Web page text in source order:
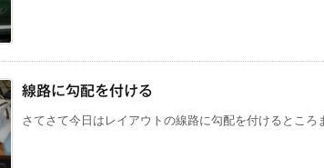
線路に勾配を付ける
さてさて今日はレイアウトの線路に勾配を付けるとこ